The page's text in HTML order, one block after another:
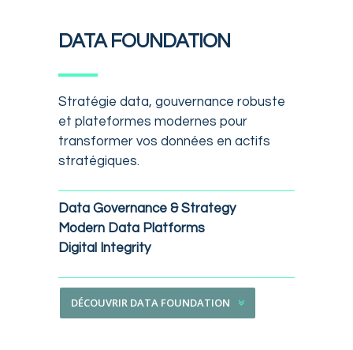
DATA FOUNDATION
Stratégie data, gouvernance robuste
et plateformes modernes pour
transformer vos données en actifs
stratégiques.
Data Governance & Strategy
Modern Data Platforms
Digital Integrity
DÉCOUVRIR DATA FOUNDATION